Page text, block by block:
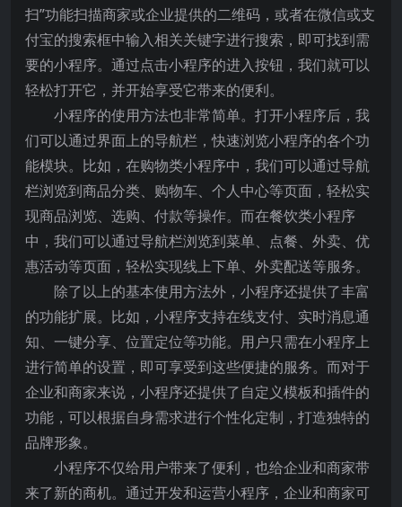
扫”功能扫描商家或企业提供的二维码，或者在微信或支
付宝的搜索框中输入相关关键字进行搜索，即可找到需
要的小程序。通过点击小程序的进入按钮，我们就可以
轻松打开它，并开始享受它带来的便利。
小程序的使用方法也非常简单。打开小程序后，我
们可以通过界面上的导航栏，快速浏览小程序的各个功
能模块。比如，在购物类小程序中，我们可以通过导航
栏浏览到商品分类、购物车、个人中心等页面，轻松实
现商品浏览、选购、付款等操作。而在餐饮类小程序
中，我们可以通过导航栏浏览到菜单、点餐、外卖、优
惠活动等页面，轻松实现线上下单、外卖配送等服务。
除了以上的基本使用方法外，小程序还提供了丰富
的功能扩展。比如，小程序支持在线支付、实时消息通
知、一键分享、位置定位等功能。用户只需在小程序上
进行简单的设置，即可享受到这些便捷的服务。而对于
企业和商家来说，小程序还提供了自定义模板和插件的
功能，可以根据自身需求进行个性化定制，打造独特的
品牌形象。
小程序不仅给用户带来了便利，也给企业和商家带
来了新的商机。通过开发和运营小程序，企业和商家可